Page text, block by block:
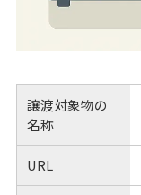
譲渡対象物の
名称
URL